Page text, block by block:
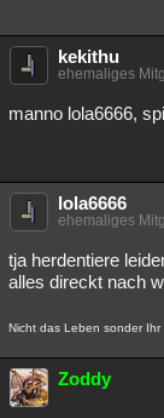
kekithu
ehemaliges
manno lola6666,
lola6666
ehemaliges
tja herdentiere
alles direckt nach
Nicht das Leben sonder
Zoddy